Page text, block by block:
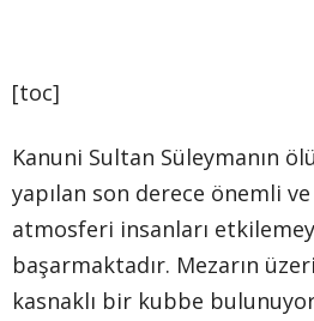
[toc]
Kanuni Sultan Süleymanın
yapılan son derece önemli
atmosferi insanları
başarmaktadır. Mezarın
kasnaklı bir kubbe